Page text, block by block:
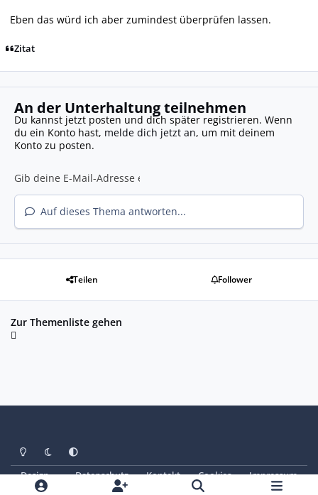
Eben das würd ich aber zumindest überprüfen lassen.
Zitat
An der Unterhaltung teilnehmen
Du kannst jetzt posten und dich später registrieren. Wenn
du ein Konto hast, melde dich jetzt an, um mit deinem
Konto zu posten.
Auf dieses Thema antworten...
Teilen Follower
Zur Themenliste gehen
Heller ModusDunkler Modus
Systemeinstellung
Design Datenschutz Kontakt Cookies
Impressum
© Copyright 2025 - SAABoteure e. V.
Powered by Invision Community